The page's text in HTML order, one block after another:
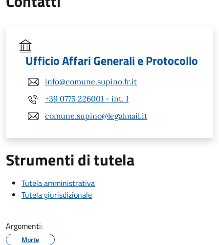
Ufficio Affari Generali e Protocollo
info@comune.supino.fr.it
+39 0775 226001 - int. 1
comune.supino@legalmail.it
Strumenti di tutela
Tutela amministrativa
Tutela giurisdizionale
Argomenti:
Morte